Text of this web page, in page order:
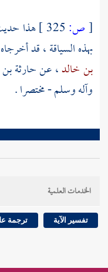
[ص: هذا
بهذه السياقة ، قد
بن خالد، عنحارثة
وآله وسلم - مختصرا .
الخدمات العلمية
تفسير الآية ترجمة